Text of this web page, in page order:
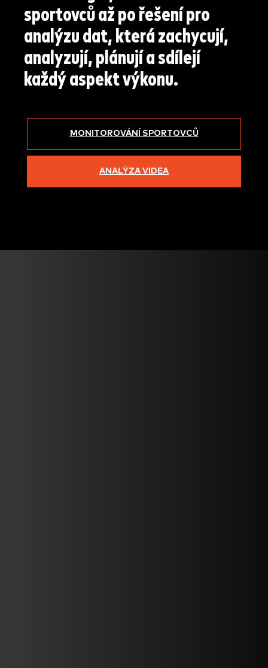
sportovcůaž po řešení pro
analýzu dat, která zachycují,
analyzují, plánují a sdílejí
každý aspekt výkonu.
MONITOROVÁNÍ SPORTOVCŮ
ANALÝZA VIDEA